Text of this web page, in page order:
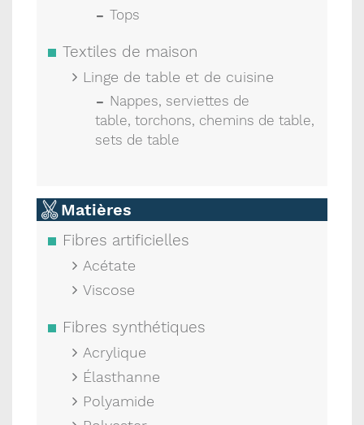
Tops
Textiles de maison
Linge de table et de cuisine
Nappes, serviettes de
table, torchons, chemins de table,
sets de table
Matières
Fibres artificielles
Acétate
Viscose
Fibres synthétiques
Acrylique
Élasthanne
Polyamide